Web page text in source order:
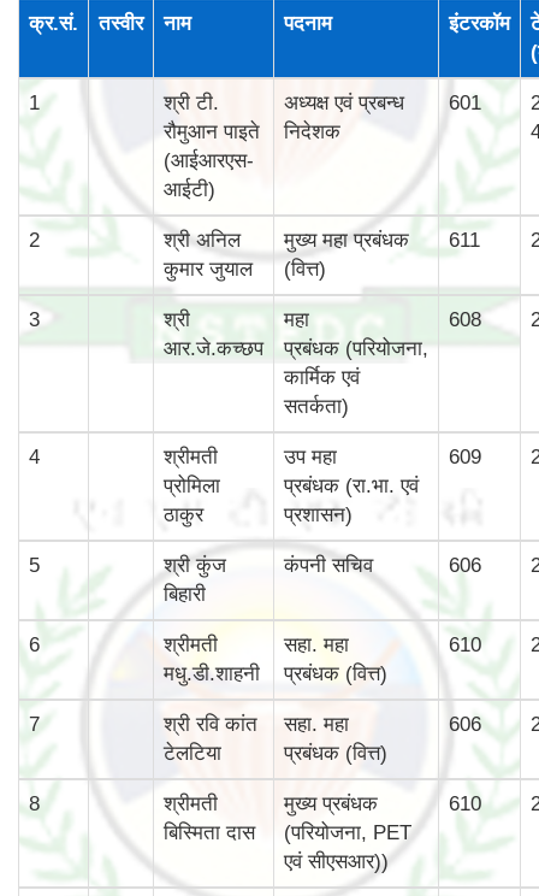
क्र.सं. तस्‍वीर नाम पदनाम इंटरकॉम
1
श्री टी.
रौमुआन पाइते
(आईआरएस-
आईटी)
अध्यक्ष एवं प्रबन्ध
निदेशक
601
2
श्री अनिल
कुमार जुयाल
मुख्‍य महा प्रबंधक
(वित्त)
611
3
श्री
आर.जे.कच्छप
महा
प्रबंधक (परियोजना,
कार्मिक एवं
सतर्कता)
608
4
श्रीमती
प्रोमिला
ठाकुर
उप महा
प्रबंधक (रा.भा. एवं
प्रशासन)
609
5
श्री कुंज
बिहारी
कंपनी सचिव 606
6
श्रीमती
मधु.डी.शाहनी
सहा. महा
प्रबंधक (वित्त)
610
7
श्री रवि कांत
टेलटिया
सहा. महा
प्रबंधक (वित्त)
606
8
श्रीमती
बिस्‍मिता दास
मुख्‍य प्रबंधक
(परियोजना, PET
एवं सीएसआर))
610